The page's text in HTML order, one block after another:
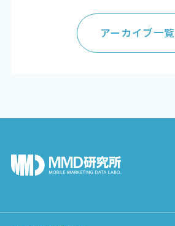
アーカイブ一覧